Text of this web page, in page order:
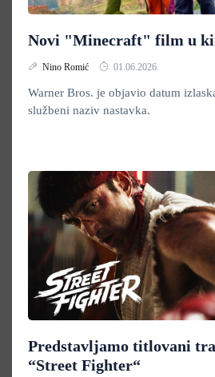
Novi "Minecraft" film u
Nino Romić 01.06.2026.
Warner Bros. je objavio datum
službeni naziv nastavka.
Predstavljamo titlovani
“Street Fighter“